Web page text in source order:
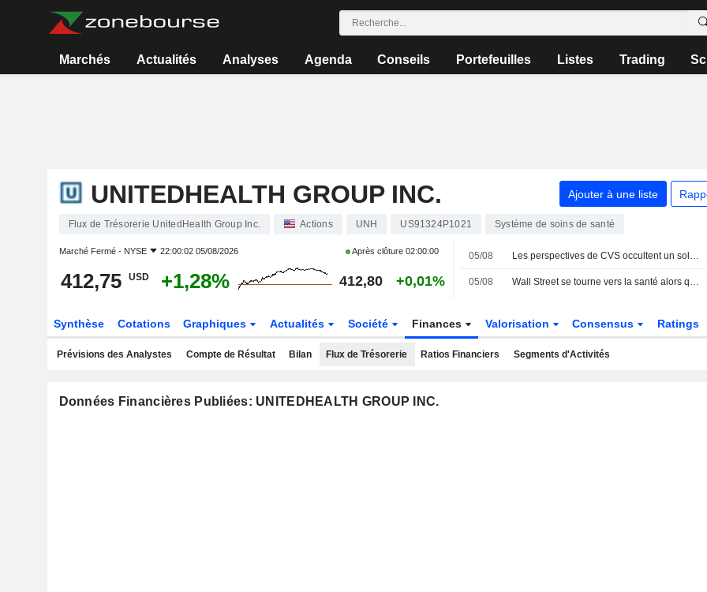
Marchés Actualités Analyses Agenda Conseils Portefeuilles Listes Trading
UNITEDHEALTH GROUP INC. Ajouter à une liste
Flux de Trésorerie UnitedHealth Group Inc. Actions UNH US91324P1021 Système de soins de santé
Marché Fermé - NYSE 22:00:02 05/08/2026 Après clôture 02:00:00
412,75 USD +1,28% 412,80 +0,01%
05/08 Les perspectives de CVS occultent un solide trimestre, l'action chute
05/08 Wall Street se tourne vers la santé alors que les valeurs technologiques traversent une zone de turbulences
Synthèse Cotations Graphiques Actualités Société Finances Valorisation Consensus Ratings
Prévisions des Analystes Compte de Résultat Bilan Flux de Trésorerie Ratios Financiers Segments d'Activités
Données Financières Publiées: UNITEDHEALTH GROUP INC.